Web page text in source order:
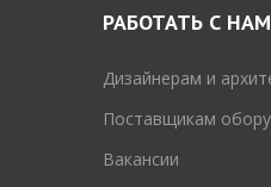
РАБОТАТЬ С
Дизайнерам и
Поставщикам
Вакансии